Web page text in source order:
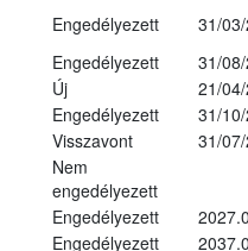
Engedélyezett
31/
Engedélyezett
31/
Új
21/
Engedélyezett
31/
Visszavont
31/
Nem
engedélyezett
Engedélyezett
Engedélyezett